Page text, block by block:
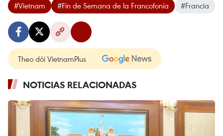
#Vietnam #Fin de Semana de la Francofonía #Francia
Theo dõi VietnamPlus
NOTICIAS RELACIONADAS